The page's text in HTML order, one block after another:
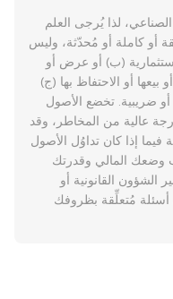
لذا يُرجى العلم
أو كاملة أو مُحدّثة، وليس
(ب) أو عرض أو
أو الاحتفاظ بها (ج)
أو ضريبية. تخضع الأصول
عالية من المخاطر، وقد
فيما إذا كان تداوُل الأصول
وضعك المالي وقدرتك
القانونية أو
مُتعلِّقة بظروفك